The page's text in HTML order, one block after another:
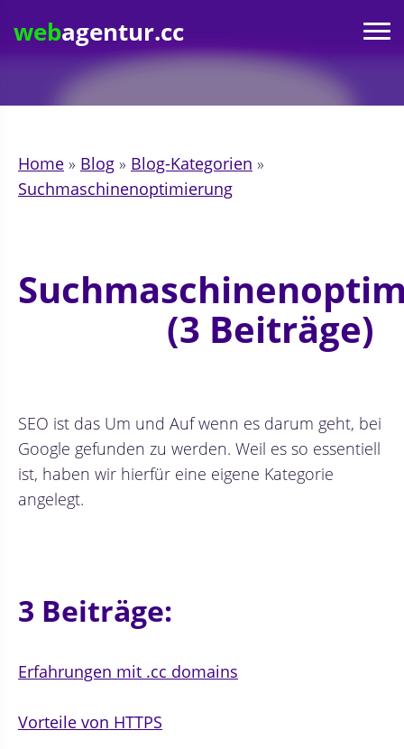
webagentur.cc
Home » Blog » Blog-Kategorien »
Suchmaschinenoptimierung
(3 Beiträge)
SEO ist das Um und Auf wenn es darum geht, bei
Google gefunden zu werden. Weil es so essentiell
ist, haben wir hierfür eine eigene Kategorie
angelegt.
3 Beiträge:
Erfahrungen mit .cc domains
Vorteile von HTTPS